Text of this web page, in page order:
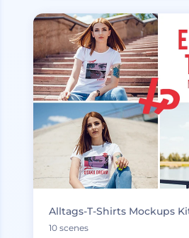
Alltags-T-Shirts Mockups
10 scenes